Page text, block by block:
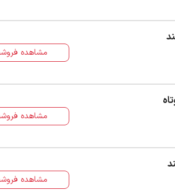
مشاهده
مشاهده
مشاهده